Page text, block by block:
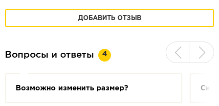
ДОБАВИТЬ ОТЗЫВ
Вопросы и ответы 4
Возможно изменить размер?